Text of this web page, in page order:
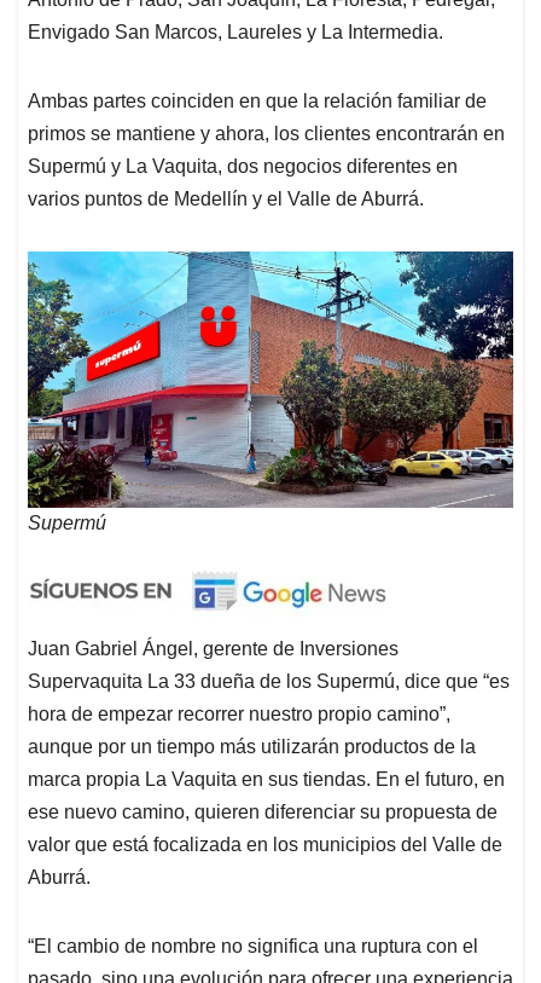
Envigado San Marcos, Laureles y La Intermedia.
Ambas partes coinciden en que la relación familiar de
primos se mantiene y ahora, los clientes encontrarán en
Supermú y La Vaquita, dos negocios diferentes en
varios puntos de Medellín y el Valle de Aburrá.
Supermú
Juan Gabriel Ángel, gerente de Inversiones
Supervaquita La 33 dueña de los Supermú, dice que “es
hora de empezar recorrer nuestro propio camino”,
aunque por un tiempo más utilizarán productos de la
marca propia La Vaquita en sus tiendas. En el futuro, en
ese nuevo camino, quieren diferenciar su propuesta de
valor que está focalizada en los municipios del Valle de
Aburrá.
“El cambio de nombre no significa una ruptura con el